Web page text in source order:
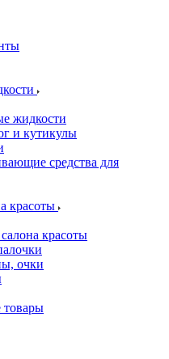
жидкости
и кутикулы
средства для
красоты
красоты
очки